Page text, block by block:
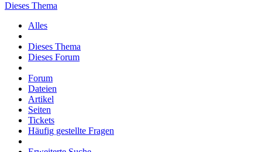
Dieses Thema
Alles
Dieses Thema
Dieses Forum
Forum
Dateien
Artikel
Seiten
Tickets
Häufig gestellte Fragen